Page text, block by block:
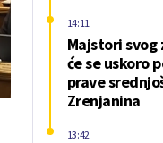
Majstori
će se uskoro
prave
Zrenjanina
14:11
13:42